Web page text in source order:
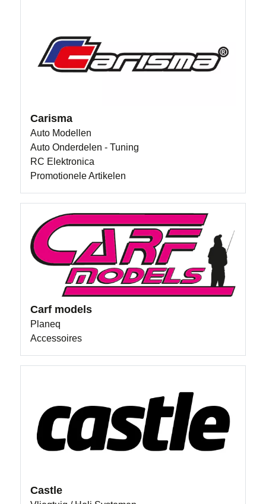
Carisma
Auto Modellen
Auto Onderdelen - Tuning
RC Elektronica
Promotionele Artikelen
Carf models
Planeq
Accessoires
Castle